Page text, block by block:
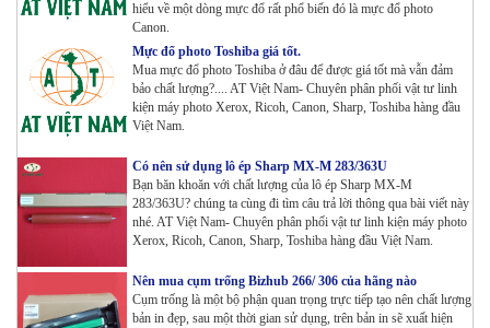
Máy photocopy Ricoh IM 7000
Tham Khảo
Tham Khảo
Máy in Laser Đơn năng G&G GP4200DW in Đảo mặt ,
Tham Khảo
Máy in Laser Đơn năng G&G GP3300DW in Đảo mặt ,
hiểu về một dòng mực đổ rất phổ biến đó là mực đổ photo
Canon.
Mực đổ photo Toshiba giá tốt.
Mua mực đổ photo Toshiba ở đâu để được giá tốt mà vẫn đảm
bảo chất lượng?.... AT Việt Nam- Chuyên phân phối vật tư linh
kiện máy photo Xerox, Ricoh, Canon, Sharp, Toshiba hàng đầu
Việt Nam.
Có nên sử dụng lô ép Sharp MX-M 283/363U
Bạn băn khoăn với chất lượng của lô ép Sharp MX-M
283/363U? chúng ta cùng đi tìm câu trả lời thông qua bài viết này
nhé. AT Việt Nam- Chuyên phân phối vật tư linh kiện máy photo
Xerox, Ricoh, Canon, Sharp, Toshiba hàng đầu Việt Nam.
Nên mua cụm trống Bizhub 266/ 306 của hãng nào
Cụm trống là một bộ phận quan trọng trực tiếp tạo nên chất lượng
bản in đẹp, sau một thời gian sử dụng, trên bản in sẽ xuất hiện